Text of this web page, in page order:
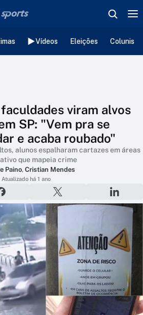
Vídeos Eleições
viram alvos
SP: "Vem pra se
e acaba roubado"
alunos espalharam cartazes em áreas
que mapeia crime
Paino, Cristian Mendes
Atualizado há 1 ano